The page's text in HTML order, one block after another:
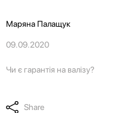
Маряна Палащук
09.09.2020
Чи є гарантія на валізу?
Share